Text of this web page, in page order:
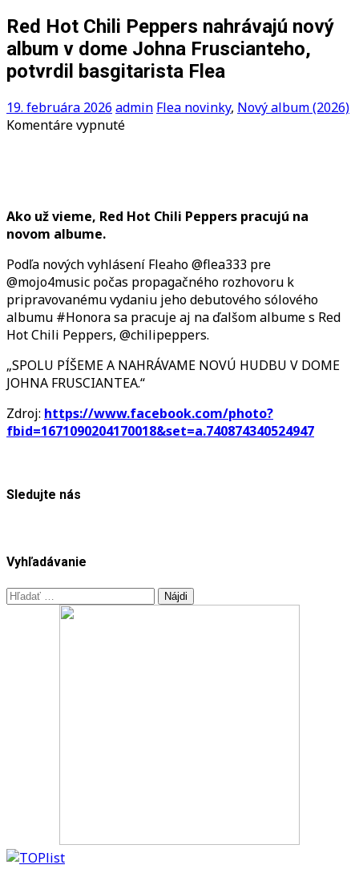
Red Hot Chili Peppers nahrávajú nový
album v dome Johna Fruscianteho,
potvrdil basgitarista Flea
19. februára 2026 admin Flea novinky, Nový album (2026)
Komentáre vypnuténa
nahrávajú
v
dome
Johna
Fruscianteho,
potvrdil
basgitarista
Flea
Ako už vieme, Red Hot Chili Peppers pracujú na
novom albume.
Podľa nových vyhlásení Fleaho @flea333 pre
@mojo4music počas propagačného rozhovoru k
pripravovanému vydaniu jeho debutového sólového
albumu #Honora sa pracuje aj na ďalšom albume s Red
Hot Chili Peppers, @chilipeppers.
„SPOLU PÍŠEME A NAHRÁVAME NOVÚ HUDBU V DOME
JOHNA FRUSCIANTEA.“
Zdroj: https://www.facebook.com/photo?
fbid=1671090204170018&set=a.740874340524947
Sledujte nás
Vyhľadávanie
Hľadať: